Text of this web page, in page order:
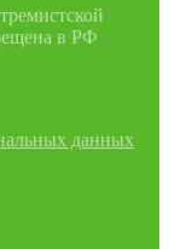
в РФ
данных